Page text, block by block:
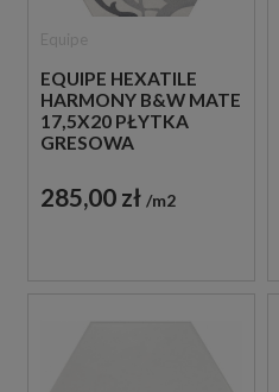
EQUIPE HEXATILE
HARMONY B&W MATE
17,5X20 PŁYTKA
GRESOWA
285,00 zł m2